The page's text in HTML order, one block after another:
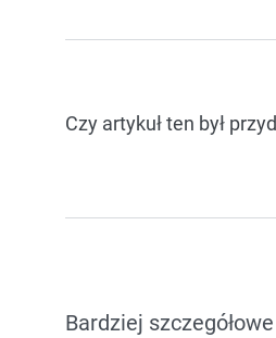
Czy artykuł ten był
Bardziej